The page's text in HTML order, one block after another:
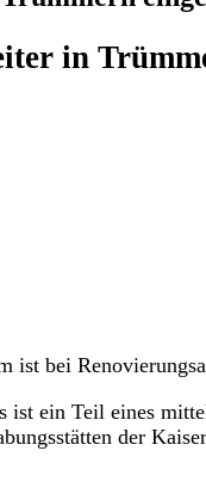
in
ist bei
ein Teil eines
der